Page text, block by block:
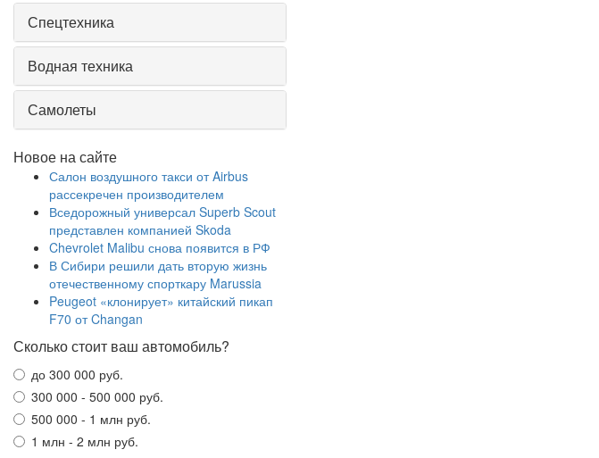
Спецтехника
Водная техника
Самолеты
Новое на сайте
Салон воздушного такси от Airbus
рассекречен производителем
Вседорожный универсал Superb Scout
представлен компанией Skoda
Chevrolet Malibu снова появится в РФ
В Сибири решили дать вторую жизнь
отечественному спорткару Marussia
Peugeot «клонирует» китайский пикап
F70 от Changan
Сколько стоит ваш автомобиль?
до 300 000 руб.
300 000 - 500 000 руб.
500 000 - 1 млн руб.
1 млн - 2 млн руб.